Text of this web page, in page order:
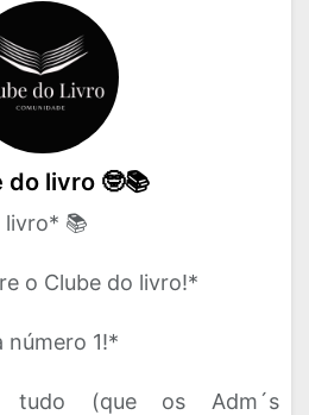
do livro 🤓📚
livro* 📚
o Clube do livro!*
número 1!*
(que os Adm´s